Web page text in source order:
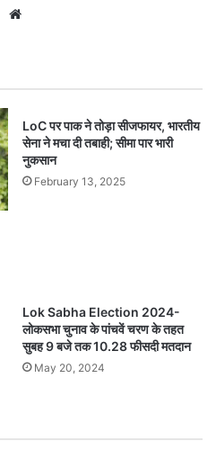
LoC पर पाक ने तोड़ा सीजफायर, भारतीय
सेना ने मचा दी तबाही; सीमा पार भारी
नुकसान
February 13, 2025
Lok Sabha Election 2024-
लोकसभा चुनाव के पांचवें चरण के तहत
सुबह 9 बजे तक 10.28 फीसदी मतदान
May 20, 2024